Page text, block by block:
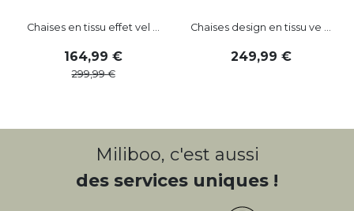
Chaises en tissu effet vel ...
164,99
299,99
Chaises design en tissu ve ...
249,99
Miliboo, c'est aussi
des services uniques !